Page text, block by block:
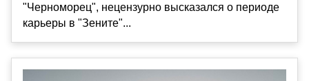
"Черноморец", нецензурно высказался о периоде
карьеры в "Зените"...